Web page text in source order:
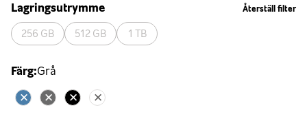
Återställ filter
Lagringsutrymme
256 GB 512 GB 1 TB
Färg:Grå